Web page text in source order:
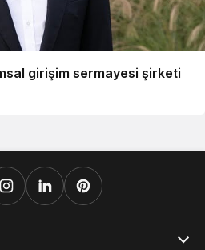
girişim sermayesi şirketi